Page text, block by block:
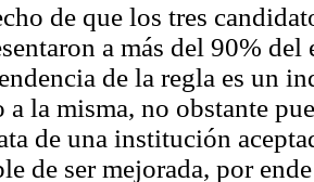
de que los tres
a más del 90%
de la regla es un
a la misma, no obstante
de una institución
de ser mejorada, por